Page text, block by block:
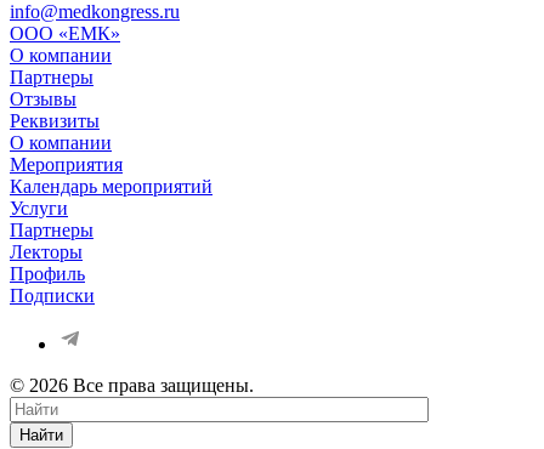
info@medkongress.ru
OOO «ЕМК»
О компании
Партнеры
Отзывы
Реквизиты
О компании
Мероприятия
Календарь мероприятий
Услуги
Партнеры
Лекторы
Профиль
Подписки
© 2026 Все права защищены.
Найти